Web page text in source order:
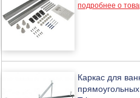
подробнее о
Каркас для